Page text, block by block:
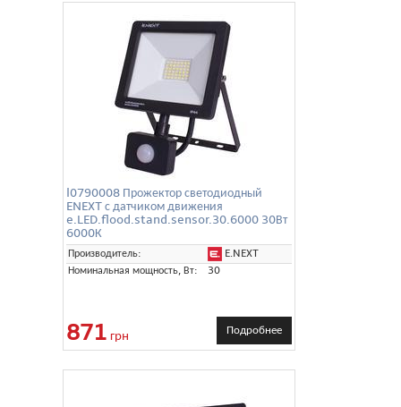
l0790008 Прожектор светодиодный
ENEXT с датчиком движения
e.LED.flood.stand.sensor.30.6000 30Вт
6000К
Производитель:
E.NEXT
Номинальная мощность, Вт:
30
871 грн Подробнее